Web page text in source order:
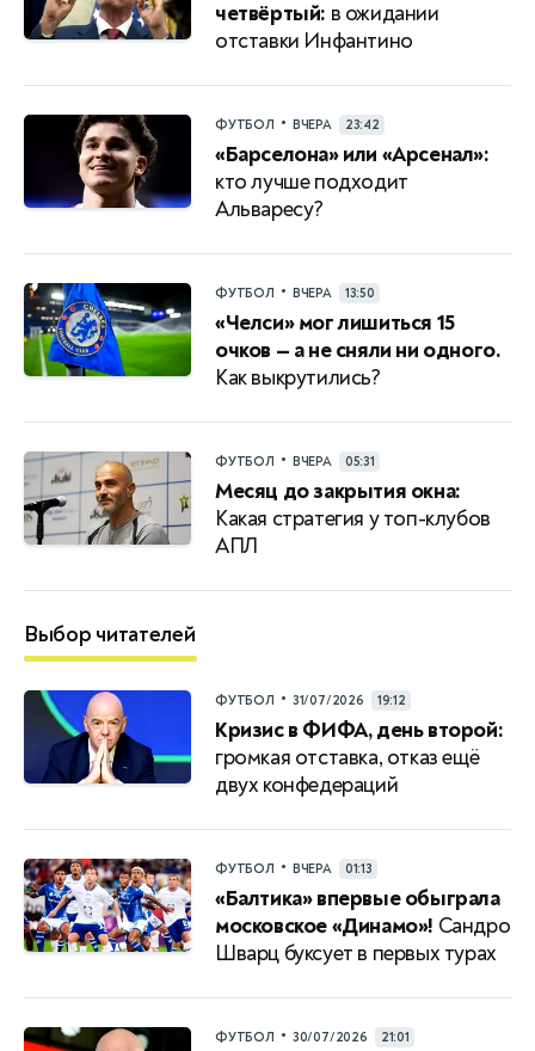
четвёртый: в ожидании
отставки Инфантино
ФУТБОЛ • ВЧЕРА 23:42
«Барселона» или «Арсенал»:
кто лучше подходит
Альваресу?
ФУТБОЛ • ВЧЕРА 13:50
«Челси» мог лишиться 15
очков — а не сняли ни одного.
Как выкрутились?
ФУТБОЛ • ВЧЕРА 05:31
Месяц до закрытия окна:
Какая стратегия у топ-клубов
АПЛ
Выбор читателей
ФУТБОЛ • 31/07/2026 19:12
Кризис в ФИФА, день второй:
громкая отставка, отказ ещё
двух конфедераций
ФУТБОЛ • ВЧЕРА 01:13
«Балтика» впервые обыграла
московское «Динамо»! Сандро
Шварц буксует в первых турах
ФУТБОЛ • 30/07/2026 21:01